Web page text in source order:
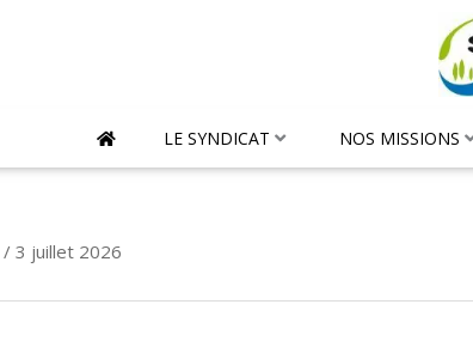
LE SYNDICAT NOS MISSIONS
/ 3 juillet 2026